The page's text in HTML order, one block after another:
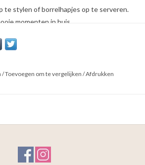
te stylen of borrelhapjes op te serveren.
momenten in huis
/Toevoegen om te vergelijken /Afdrukken